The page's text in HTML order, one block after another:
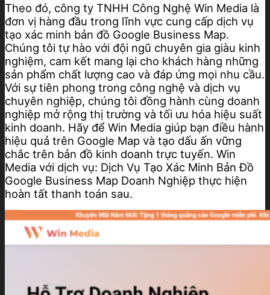
Theo đó, công ty TNHH Công Nghệ Win Media là
đơn vị hàng đầu trong lĩnh vực cung cấp dịch vụ
tạo xác minh bản đồ Google Business Map.
Chúng tôi tự hào với đội ngũ chuyên gia giàu kinh
nghiệm, cam kết mang lại cho khách hàng những
sản phẩm chất lượng cao và đáp ứng mọi nhu cầu.
Với sự tiên phong trong công nghệ và dịch vụ
chuyên nghiệp, chúng tôi đồng hành cùng doanh
nghiệp mở rộng thị trường và tối ưu hóa hiệu suất
kinh doanh. Hãy để Win Media giúp bạn điều hành
hiệu quả trên Google Map và tạo dấu ấn vững
chắc trên bản đồ kinh doanh trực tuyến. Win
Media với dịch vụ: Dịch Vụ Tạo Xác Minh Bản Đồ
Google Business Map Doanh Nghiệp thực hiện
hoàn tất thanh toán sau.